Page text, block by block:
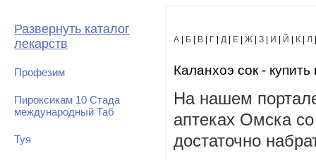
Развернуть каталог
лекарств
Профезим
Пироксикам 10 Стада
международный Таб
Туя
А Б В Г Д Е Ж З И Й К Л
Каланхоэ сок - купить
На нашем
аптеках Омска
достаточно